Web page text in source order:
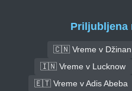
Priljubljena
🇨🇳 Vreme v Džinan
🇮🇳 Vreme v Lucknow
🇪🇹 Vreme v Adis Abeba